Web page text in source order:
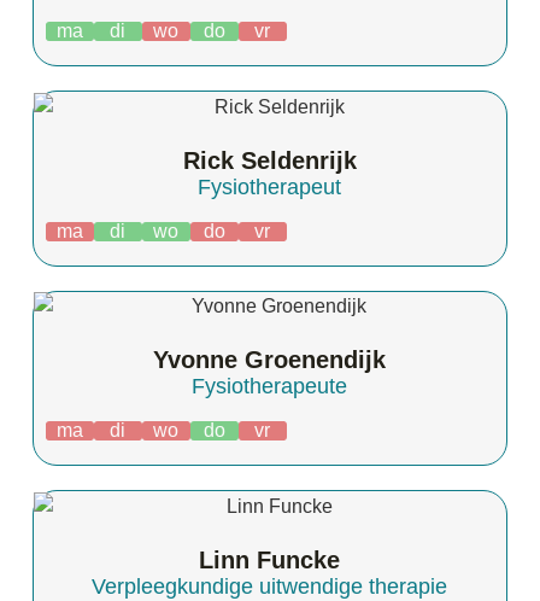
ma di wo do vr
Rick Seldenrijk
Fysiotherapeut
ma di wo do vr
Yvonne Groenendijk
Fysiotherapeute
ma di wo do vr
Linn Funcke
Verpleegkundige uitwendige therapie